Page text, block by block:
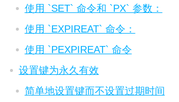
使用 `SET` 命令和 `PX` 参数：
使用 `EXPIREAT` 命令：
使用 `PEXPIREAT` 命令
设置键为永久有效
简单地设置键而不设置过期时间